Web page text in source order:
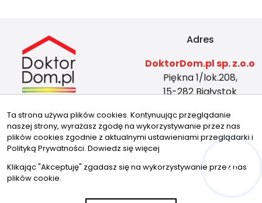
Adres
DoktorDom.pl sp. z.o.o
Piękna 1/lok.208,
15-282 Białystok
REGON: 524804419
NIP: 5423465588
Kontakt
biuro@doktordom.pl
Znajdziesz nas tu
Ta strona używa plików cookies. Kontynuując przeglądanie
naszej strony, wyrażasz zgodę na wykorzystywanie przez nas
plików cookies zgodnie z aktualnymi ustawieniami przeglądarki i
Polityką Prywatności. Dowiedz się więcej
Klikając "Akceptuję" zgadasz się na wykorzystywanie przez nas
plików cookie.